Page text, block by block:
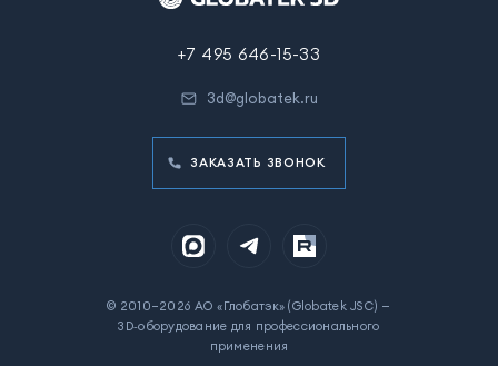
+7 495 646-15-33
3d@globatek.ru
ЗАКАЗАТЬ ЗВОНОК
© 2010–2026 АО «Глобатэк» (Globatek JSC) —
3D‑оборудование для профессионального
применения